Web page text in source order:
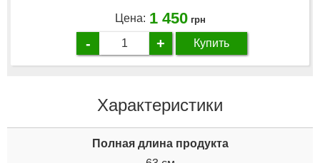
Цена: 1 450 грн
- + Купить
Характеристики
Полная длина продукта